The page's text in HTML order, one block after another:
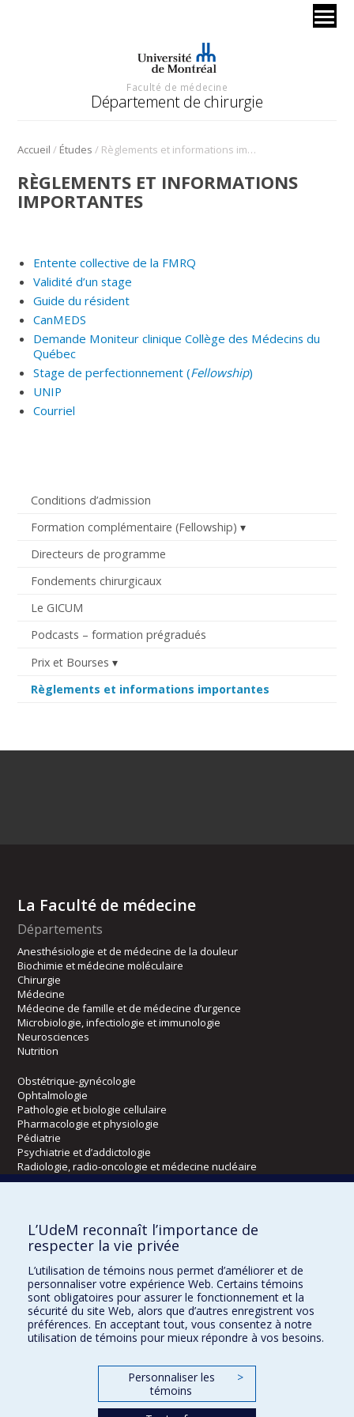
Faculté de médecine
Département de chirurgie
Accueil / Études / Règlements et informations importantes
Conditions d’admission
Formation complémentaire (Fellowship)
Directeurs de programme
Fondements chirurgicaux
Le GICUM
Podcasts – formation prégradués
Prix et Bourses
Règlements et informations importantes
RÈGLEMENTS ET INFORMATIONS
IMPORTANTES
Entente collective de la FMRQ
Validité d’un stage
Guide du résident
CanMEDS
Demande Moniteur clinique Collège des Médecins du
Québec
Stage de perfectionnement (Fellowship)
UNIP
Courriel
La Faculté de médecine
Départements
Anesthésiologie et de médecine de la douleur
Biochimie et médecine moléculaire
Chirurgie
Médecine
Médecine de famille et de médecine d’urgence
Microbiologie, infectiologie et immunologie
Neurosciences
Nutrition
Obstétrique-gynécologie
Ophtalmologie
Pathologie et biologie cellulaire
Pharmacologie et physiologie
Pédiatrie
Psychiatrie et d’addictologie
Radiologie, radio-oncologie et médecine nucléaire
Kinésiologie et des sciences de l’activité physique
Orthophonie et audiologie
Réadaptation
Directions
DPC
CPASS
L’UdeM reconnaît l’importance de
respecter la vie privée
L’utilisation de témoins nous permet d’améliorer et de
personnaliser votre expérience Web. Certains témoins
sont obligatoires pour assurer le fonctionnement et la
sécurité du site Web, alors que d’autres enregistrent vos
préférences. En acceptant tout, vous consentez à notre
utilisation de témoins pour mieux répondre à vos besoins.
Personnaliser les
témoins
>